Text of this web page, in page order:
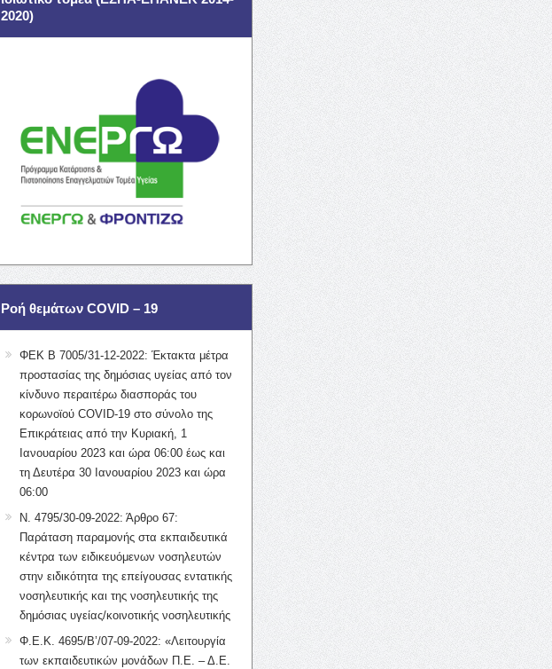
2020)
Ροή θεμάτων COVID – 19
ΦΕΚ Β 7005/31-12-2022: Έκτακτα μέτρα
προστασίας της δημόσιας υγείας από τον
κίνδυνο περαιτέρω διασποράς του
κορωνοϊού COVID-19 στο σύνολο της
Επικράτειας από την Κυριακή, 1
Ιανουαρίου 2023 και ώρα 06:00 έως και
τη Δευτέρα 30 Ιανουαρίου 2023 και ώρα
06:00
Ν. 4795/30-09-2022: Άρθρο 67:
Παράταση παραμονής στα εκπαιδευτικά
κέντρα των ειδικευόμενων νοσηλευτών
στην ειδικότητα της επείγουσας εντατικής
νοσηλευτικής και της νοσηλευτικής της
δημόσιας υγείας/κοινοτικής νοσηλευτικής
Φ.Ε.Κ. 4695/Β’/07-09-2022: «Λειτουργία
των εκπαιδευτικών μονάδων Π.Ε. – Δ.Ε.